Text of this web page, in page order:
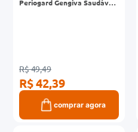
Periogard Gengiva Saudável
R$ 49,49
R$ 42,39
comprar agora